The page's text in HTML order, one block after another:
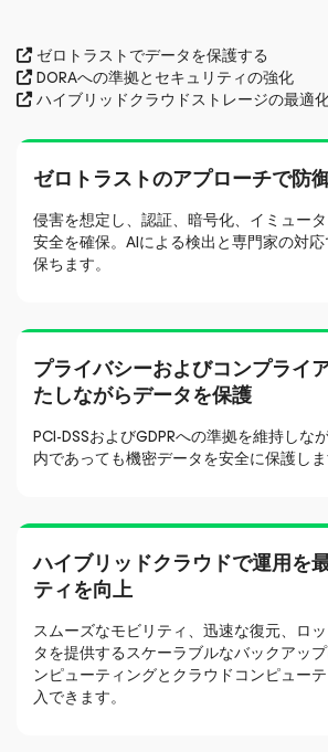
ゼロトラストでデータを保護する
DORAへの準拠とセキュリティの強化
ハイブリッドクラウドストレージの最適
ゼロトラストのアプローチで防
侵害を想定し、認証、暗号化、イミュー
安全を確保。AIによる検出と専門家の対
保ちます。
プライバシーおよびコンプライ
たしながらデータを保護
PCI-DSSおよびGDPRへの準拠を維持しな
内であっても機密データを安全に保護しま
ハイブリッドクラウドで運用を
ティを向上
スムーズなモビリティ、迅速な復元、ロ
タを提供するスケーラブルなバックアッ
ンピューティングとクラウドコンピュー
入できます。